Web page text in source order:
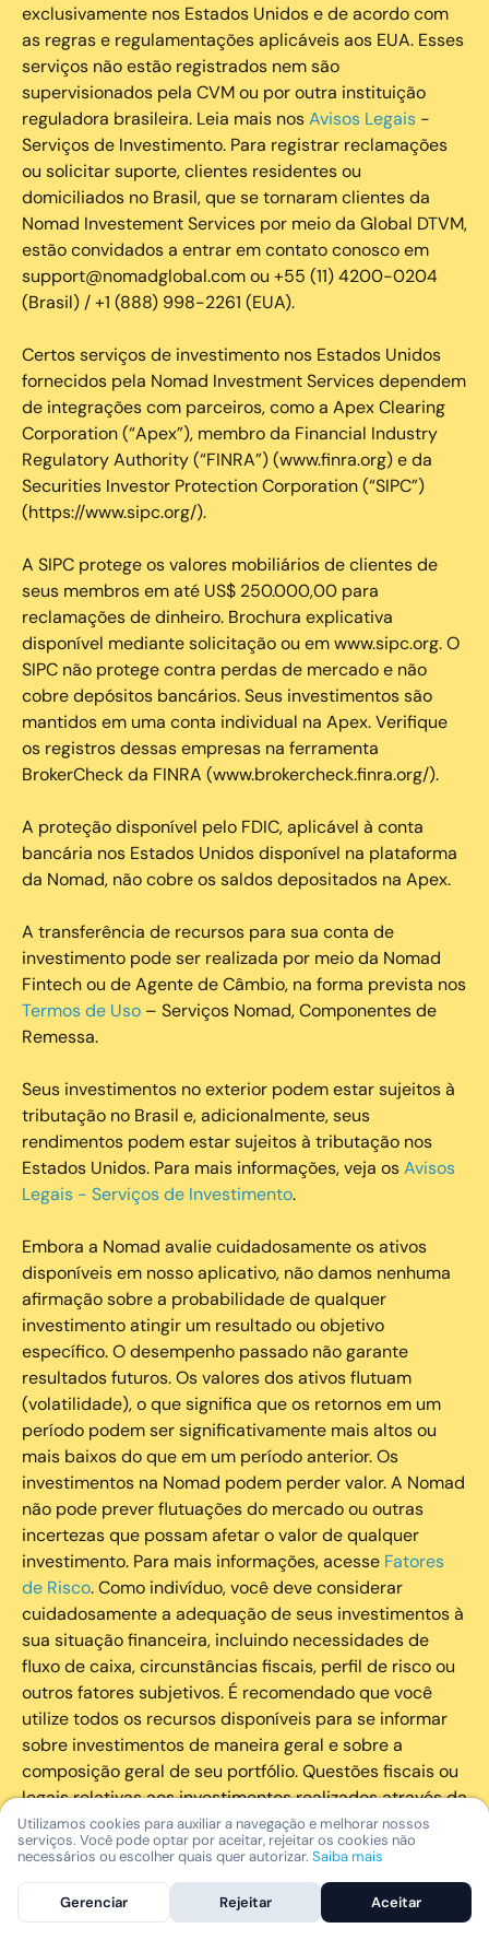
exclusivamente nos Estados Unidos e de acordo com
as regras e regulamentações aplicáveis aos EUA. Esses
serviços não estão registrados nem são
supervisionados pela CVM ou por outra instituição
reguladora brasileira. Leia mais nosAvisos Legais -
Serviços de Investimento. Para registrar reclamações
ou solicitar suporte, clientes residentes ou
domiciliados no Brasil, que se tornaram clientes da
Nomad Investement Services por meio da Global DTVM,
estão convidados a entrar em contato conosco em
support@nomadglobal.com ou +55 (11) 4200-0204
(Brasil) / +1 (888) 998-2261 (EUA).
Certos serviços de investimento nos Estados Unidos
fornecidos pela Nomad Investment Services dependem
de integrações com parceiros, como a Apex Clearing
Corporation (“Apex”), membro da Financial Industry
Regulatory Authority (“FINRA”) (www.finra.org) e da
Securities Investor Protection Corporation (“SIPC”)
(https://www.sipc.org/).
A SIPC protege os valores mobiliários de clientes de
seus membros em até US$ 250.000,00 para
reclamações de dinheiro. Brochura explicativa
disponível mediante solicitação ou em www.sipc.org. O
SIPC não protege contra perdas de mercado e não
cobre depósitos bancários. Seus investimentos são
mantidos em uma conta individual na Apex. Verifique
os registros dessas empresas na ferramenta
BrokerCheck da FINRA (www.brokercheck.finra.org/).
A proteção disponível pelo FDIC, aplicável à conta
bancária nos Estados Unidos disponível na plataforma
da Nomad, não cobre os saldos depositados na Apex.
A transferência de recursos para sua conta de
investimento pode ser realizada por meio da Nomad
Fintech ou de Agente de Câmbio, na forma prevista nos
Termos de Uso – Serviços Nomad, Componentes de
Remessa.
Seus investimentos no exterior podem estar sujeitos à
tributação no Brasil e, adicionalmente, seus
rendimentos podem estar sujeitos à tributação nos
Estados Unidos. Para mais informações, veja osAvisos
Legais - Serviços de Investimento.
Embora a Nomad avalie cuidadosamente os ativos
disponíveis em nosso aplicativo, não damos nenhuma
afirmação sobre a probabilidade de qualquer
investimento atingir um resultado ou objetivo
específico. O desempenho passado não garante
resultados futuros. Os valores dos ativos flutuam
(volatilidade), o que significa que os retornos em um
período podem ser significativamente mais altos ou
mais baixos do que em um período anterior. Os
investimentos na Nomad podem perder valor. A Nomad
não pode prever flutuações do mercado ou outras
incertezas que possam afetar o valor de qualquer
investimento. Para mais informações, acesse Fatores
de Risco. Como indivíduo, você deve considerar
cuidadosamente a adequação de seus investimentos à
sua situação financeira, incluindo necessidades de
fluxo de caixa, circunstâncias fiscais, perfil de risco ou
outros fatores subjetivos. É recomendado que você
utilize todos os recursos disponíveis para se informar
sobre investimentos de maneira geral e sobre a
composição geral de seu portfólio. Questões fiscais ou
legais relativas aos investimentos realizados através da
Nomad devem ser obtidas pelos próprios clientes. A
Nomad e suas afiliadas não fornecem nenhum tipo de
A Nomad Wealth Management Ltda. (“Nomad Wealth”),
Utilizamos cookies para auxiliar a navegação e melhorar nossos
serviços. Você pode optar por aceitar, rejeitar os cookies não
necessários ou escolher quais quer autorizar. Saiba mais
Gerenciar Rejeitar Aceitar